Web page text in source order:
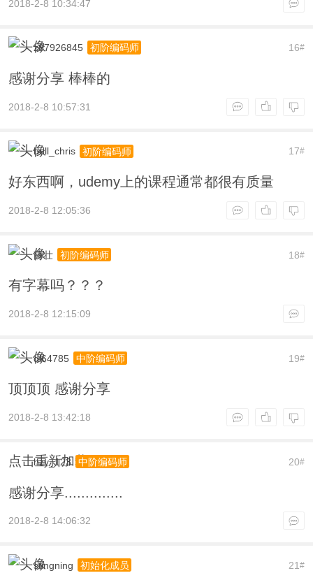
2018-2-8 10:34:47
16#
z87926845 初阶编码师
感谢分享 棒棒的
2018-2-8 10:57:31
17#
bull_chris 初阶编码师
好东西啊，udemy上的课程通常都很有质量
2018-2-8 12:05:36
18#
薛壮 初阶编码师
有字幕吗？？？
2018-2-8 12:15:09
19#
dl64785 中阶编码师
顶顶顶 感谢分享
2018-2-8 13:42:18
点击重新加载 20#
hzy_123 中阶编码师
感谢分享..............
2018-2-8 14:06:32
21#
stingning 初始化成员